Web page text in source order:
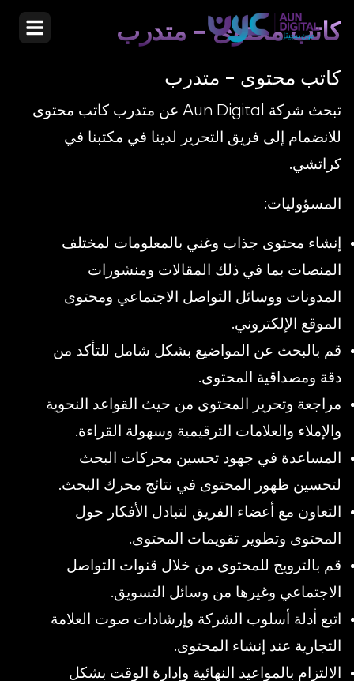
كاتب محتوى - متدرب
كاتب محتوى - متدرب
تبحث شركة Aun Digital عن متدرب كاتب محتوى
للانضمام إلى فريق التحرير لدينا في مكتبنا في
كراتشي.
المسؤوليات:
إنشاء محتوى جذاب وغني بالمعلومات لمختلف
المنصات بما في ذلك المقالات ومنشورات
المدونات ووسائل التواصل الاجتماعي ومحتوى
الموقع الإلكتروني.
قم بالبحث عن المواضيع بشكل شامل للتأكد من
دقة ومصداقية المحتوى.
مراجعة وتحرير المحتوى من حيث القواعد النحوية
والإملاء والعلامات الترقيمية وسهولة القراءة.
المساعدة في جهود تحسين محركات البحث
لتحسين ظهور المحتوى في نتائج محرك البحث.
التعاون مع أعضاء الفريق لتبادل الأفكار حول
المحتوى وتطوير تقويمات المحتوى.
قم بالترويج للمحتوى من خلال قنوات التواصل
الاجتماعي وغيرها من وسائل التسويق.
اتبع أدلة أسلوب الشركة وإرشادات صوت العلامة
التجارية عند إنشاء المحتوى.
الالتزام بالمواعيد النهائية وإدارة الوقت بشكل